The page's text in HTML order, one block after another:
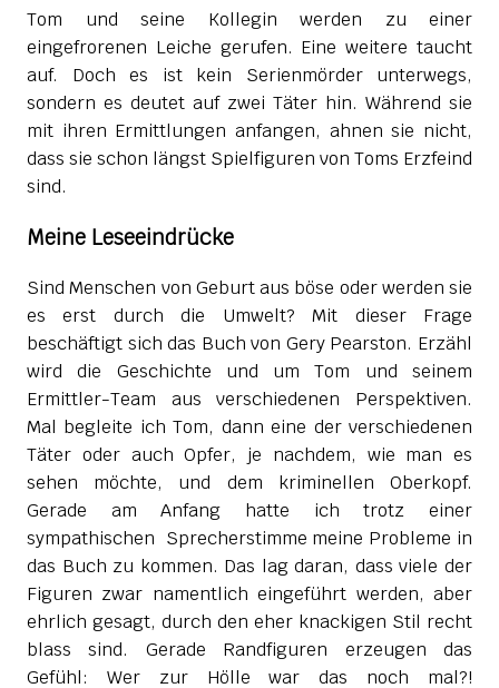
Tom und seine Kollegin werden zu einer
eingefrorenen Leiche gerufen. Eine weitere taucht
auf. Doch es ist kein Serienmörder unterwegs,
sondern es deutet auf zwei Täter hin. Während sie
mit ihren Ermittlungen anfangen, ahnen sie nicht,
dass sie schon längst Spielfiguren von Toms Erzfeind
sind.
Meine Leseeindrücke
Sind Menschen von Geburt aus böse oder werden sie
es erst durch die Umwelt? Mit dieser Frage
beschäftigt sich das Buch von Gery Pearston. Erzähl
wird die Geschichte und um Tom und seinem
Ermittler-Team aus verschiedenen Perspektiven.
Mal begleite ich Tom, dann eine der verschiedenen
Täter oder auch Opfer, je nachdem, wie man es
sehen möchte, und dem kriminellen Oberkopf.
Gerade am Anfang hatte ich trotz einer
sympathischen Sprecherstimme meine Probleme in
das Buch zu kommen. Das lag daran, dass viele der
Figuren zwar namentlich eingeführt werden, aber
ehrlich gesagt, durch den eher knackigen Stil recht
blass sind. Gerade Randfiguren erzeugen das
Gefühl: Wer zur Hölle war das noch mal?!